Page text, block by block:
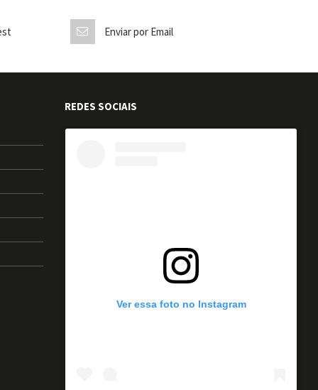
Enviar por Email
REDES SOCIAIS
Ver essa foto no Instagram